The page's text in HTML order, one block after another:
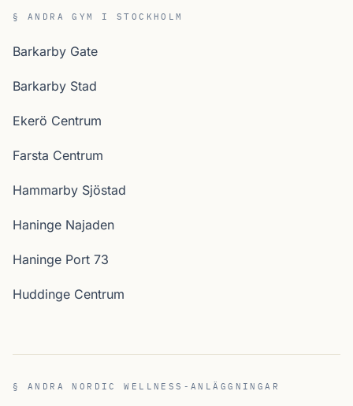
§ ANDRA GYM I STOCKHOLM
Barkarby Gate
Barkarby Stad
Ekerö Centrum
Farsta Centrum
Hammarby Sjöstad
Haninge Najaden
Haninge Port 73
Huddinge Centrum
§ ANDRA NORDIC WELLNESS-ANLÄGGNINGAR